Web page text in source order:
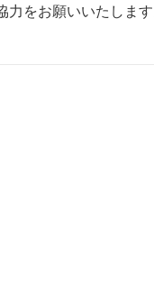
をお願いいたします